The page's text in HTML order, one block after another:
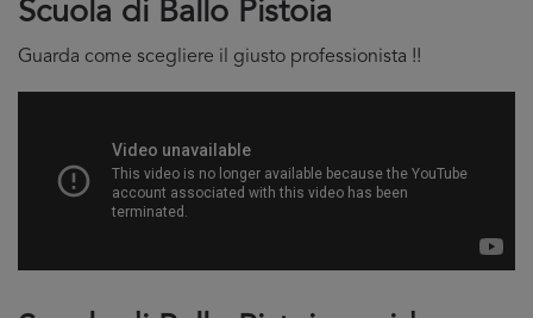
Scuola di Ballo Pistoia
Guarda come scegliere il giusto professionista !!